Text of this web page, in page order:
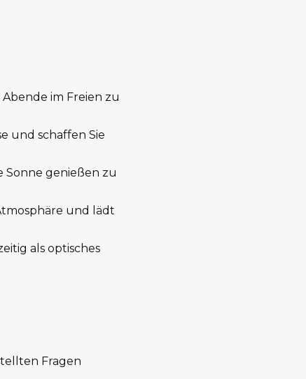
im Freien zu
und schaffen Sie
Sonne genießen zu
und lädt
als optisches
Fragen